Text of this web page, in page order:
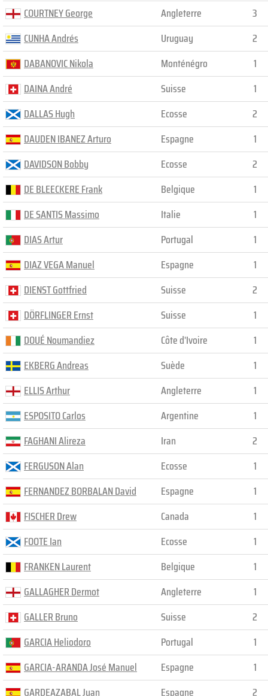
COURTNEY George
CUNHA Andrés
DABANOVIC Nikola
DAINA André
DALLAS Hugh
DAUDEN IBANEZ Arturo
DAVIDSON Bobby
DE BLEECKERE Frank
DE SANTIS Massimo
DIAS Artur
DIAZ VEGA Manuel
DIENST Gottfried
DÖRFLINGER Ernst
DOUÉ Noumandiez
EKBERG Andreas
ELLIS Arthur
ESPOSITO Carlos
FAGHANI Alireza
FERGUSON Alan
FERNANDEZ BORBALAN David
FISCHER Drew
FOOTE Ian
FRANKEN Laurent
GALLAGHER Dermot
GALLER Bruno
GARCIA Heliodoro
GARCIA-ARANDA José Manuel
GARDEAZABAL Juan
Angleterre
3
Uruguay
2
Monténégro
1
Suisse
1
Ecosse
2
Espagne
1
Ecosse
2
Belgique
1
Italie
1
Portugal
1
Espagne
1
Suisse
2
Suisse
1
Côte d'Ivoire
1
Suède
1
Angleterre
1
Argentine
1
Iran
2
Ecosse
1
Espagne
1
Canada
1
Ecosse
1
Belgique
1
Angleterre
1
Suisse
2
Portugal
1
Espagne
1
Espagne
2